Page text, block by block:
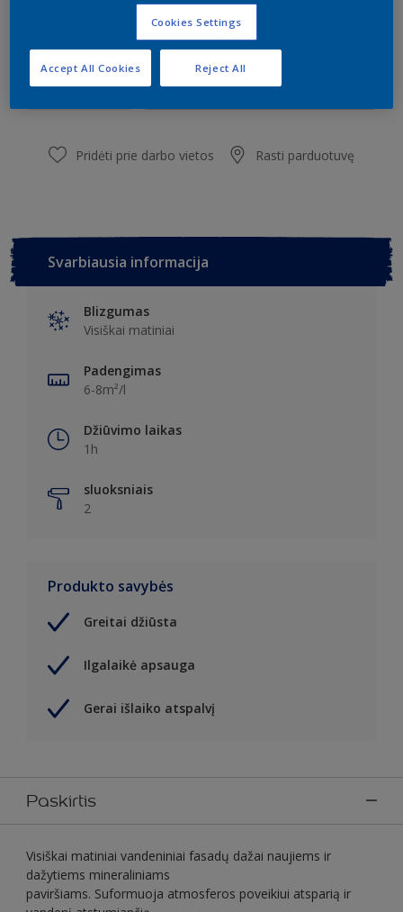
Kiekis Dažų kiekio skaičiuoklė
Skaičiuoti
Pridėti prie darbo vietos Rasti parduotuvę
Svarbiausia informacija
Blizgumas
Visiškai matiniai
Padengimas
6-8m²/l
Džiūvimo laikas
1h
sluoksniais
2
Produkto savybės
Greitai džiūsta
Ilgalaikė apsauga
Gerai išlaiko atspalvį
Paskirtis
Visiškai matiniai vandeniniai fasadų dažai naujiems ir
dažytiems mineraliniams
paviršiams. Suformuoja atmosferos poveikiui atsparią ir
Cookies Settings
Reject All
Accept All Cookies